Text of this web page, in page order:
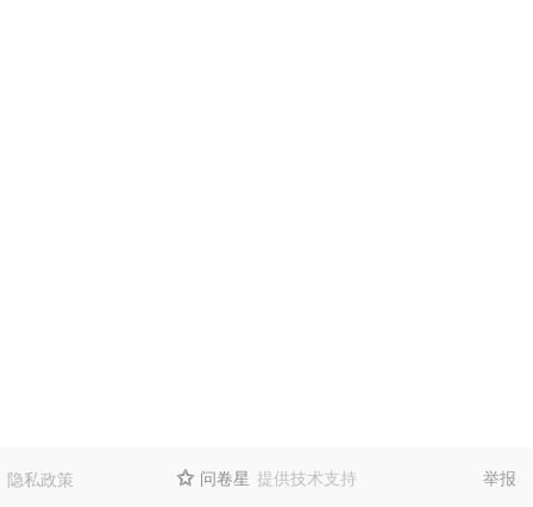
隐私政策  问卷星 提供技术支持 举报